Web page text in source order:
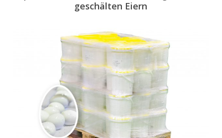
geschälten Eiern